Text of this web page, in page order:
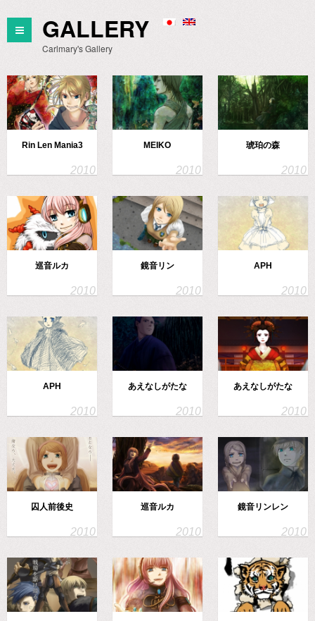
GALLERY
Carlmary's Gallery
Rin Len Mania3 MEIKO 琥珀の森
巡音ルカ 鏡音リン APH
APH あえなしがたな あえなしがたな
囚人前後史 巡音ルカ 鏡音リンレン